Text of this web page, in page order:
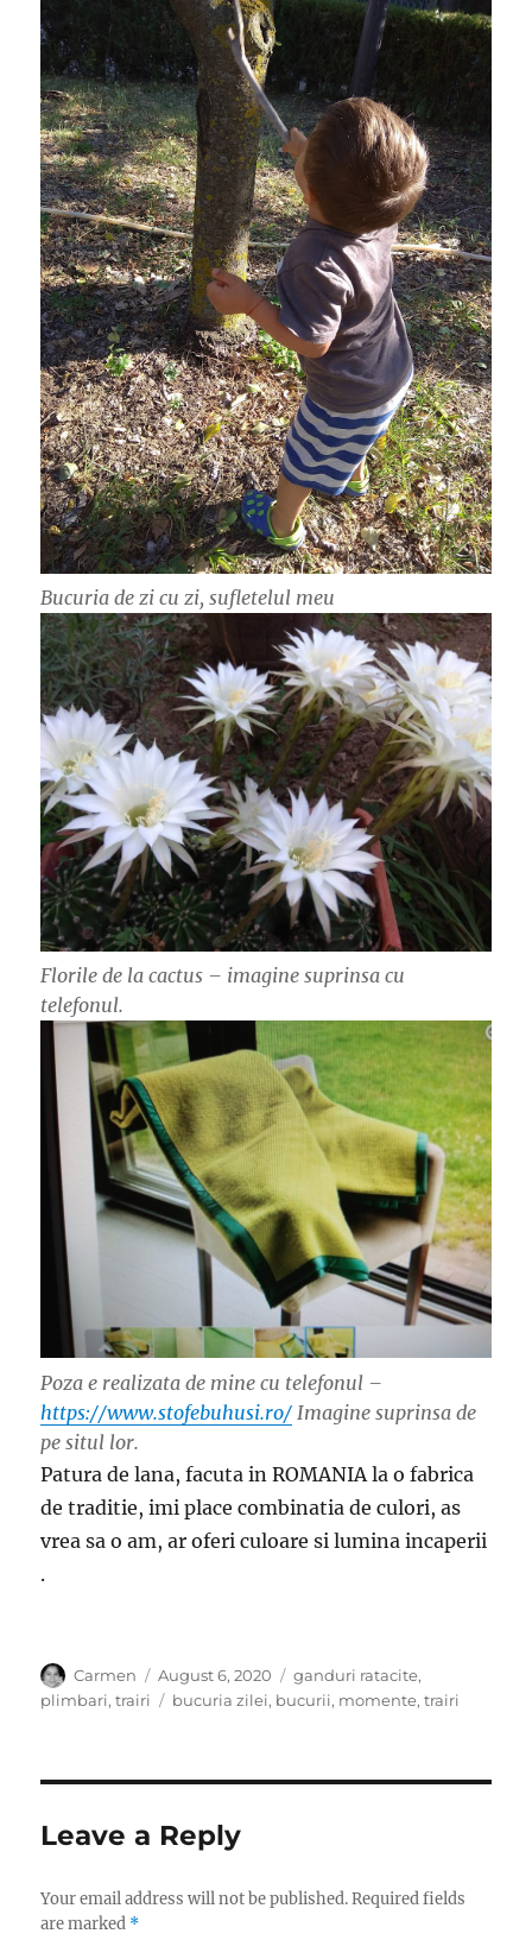
Bucuria de zi cu zi, sufletelul meu
Florile de la cactus – imagine suprinsa cu
telefonul.
Poza e realizata de mine cu telefonul –
https://www.stofebuhusi.ro/ Imagine suprinsa de
pe situl lor.
Patura de lana, facuta in ROMANIA la o fabrica
de traditie, imi place combinatia de culori, as
vrea sa o am, ar oferi culoare si lumina incaperii
.
Author
Carmen
Posted
on
August 6, 2020 Categories
ganduri ratacite,
plimbari,trairi Tags
bucuria zilei, bucurii, momente,trairi
Leave a Reply
Your email address will not be published. Required fields
are marked *